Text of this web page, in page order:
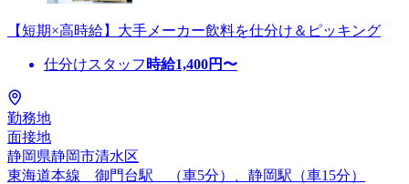
【短期×高時給】大手メーカー飲料を仕分け＆ピッキング
仕分けスタッフ 時給1,400円〜
勤務地
面接地
静岡県静岡市清水区
東海道本線 御門台駅 （車5分）、静岡駅（車15分）